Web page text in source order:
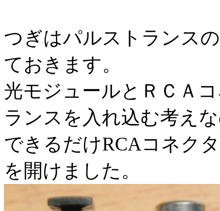
つぎはパルストランス
ておきます。
光モジュールとＲＣＡ
ランスを入れ込む考え
できるだけRCAコネク
を開けました。